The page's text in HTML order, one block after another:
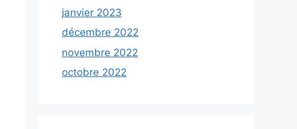
janvier 2023
décembre 2022
novembre 2022
octobre 2022